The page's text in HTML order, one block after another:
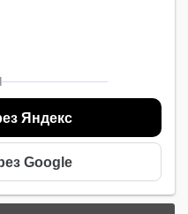
Яндекс
Google